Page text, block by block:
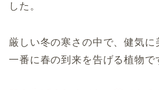
した。
厳しい冬の寒さの中で、健気に
一番に春の到来を告げる植物で